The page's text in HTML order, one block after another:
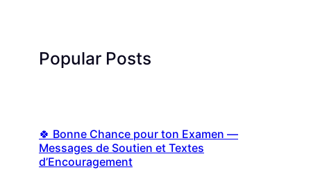
Popular Posts
🍀 Bonne Chance pour ton Examen —
Messages de Soutien et Textes
d’Encouragement